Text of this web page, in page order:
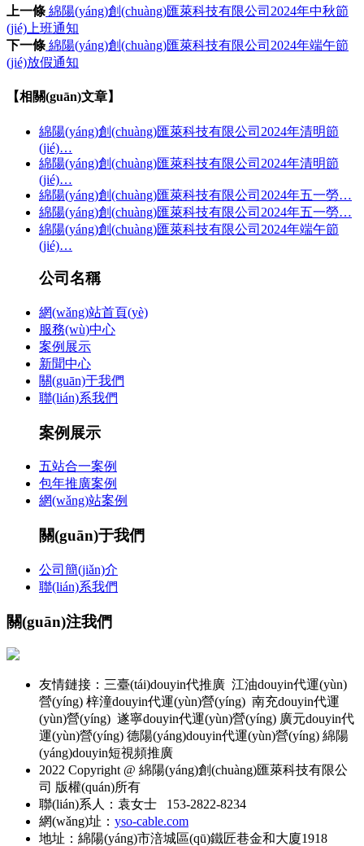
上一條 綿陽(yáng)創(chuàng)匯萊科技有限公司2024年中秋節
(jié)上班通知
下一條 綿陽(yáng)創(chuàng)匯萊科技有限公司2024年端午節
(jié)放假通知
【相關(guān)文章】
綿陽(yáng)創(chuàng)匯萊科技有限公司2024年清明節
(jié)…
綿陽(yáng)創(chuàng)匯萊科技有限公司2024年清明節
(jié)…
綿陽(yáng)創(chuàng)匯萊科技有限公司2024年五一勞…
綿陽(yáng)創(chuàng)匯萊科技有限公司2024年五一勞…
綿陽(yáng)創(chuàng)匯萊科技有限公司2024年端午節
(jié)…
公司名稱
網(wǎng)站首頁(yè)
服務(wù)中心
案例展示
新聞中心
關(guān)于我們
聯(lián)系我們
案例展示
五站合一案例
包年推廣案例
網(wǎng)站案例
關(guān)于我們
公司簡(jiǎn)介
聯(lián)系我們
關(guān)注我們
友情鏈接：三臺(tái)douyin代推廣 江油douyin代運(yùn)
營(yíng) 梓潼douyin代運(yùn)營(yíng) 南充douyin代運
(yùn)營(yíng) 遂寧douyin代運(yùn)營(yíng) 廣元douyin代
運(yùn)營(yíng) 德陽(yáng)douyin代運(yùn)營(yíng) 綿陽
(yáng)douyin短視頻推廣
2022 Copyright @ 綿陽(yáng)創(chuàng)匯萊科技有限公
司 版權(quán)所有
聯(lián)系人：袁女士 153-2822-8234
網(wǎng)址： yso-cable.com
地址：綿陽(yáng)市涪城區(qū)鐵匠巷金和大廈1918